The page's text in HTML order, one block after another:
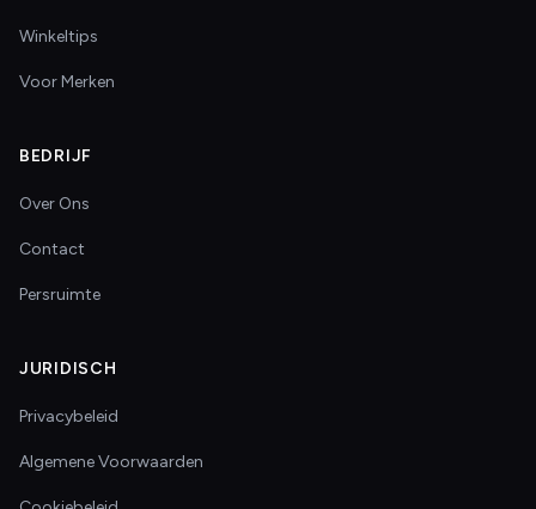
Winkeltips
Voor Merken
BEDRIJF
Over Ons
Contact
Persruimte
JURIDISCH
Privacybeleid
Algemene Voorwaarden